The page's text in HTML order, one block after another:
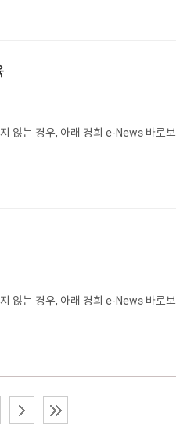
않는 경우, 아래 경희 e-News 바로보
않는 경우, 아래 경희 e-News 바로보